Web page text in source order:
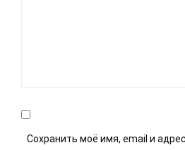
Сохранить моё имя, email и